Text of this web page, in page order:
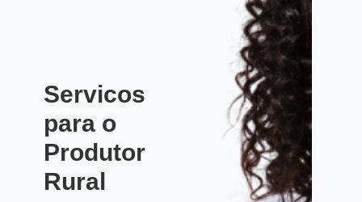
Servicos
para o
Produtor
Rural